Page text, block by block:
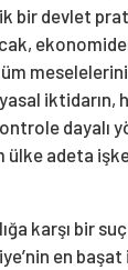
bir devlet
iktidarın,
dayalı
adeta
karşı bir
en başat